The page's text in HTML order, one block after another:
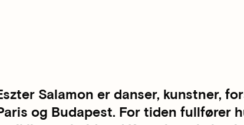
Salamon er danser, kunstner,
og Budapest. For tiden fullfører